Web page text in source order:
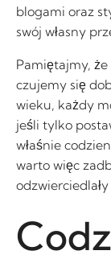
blogami oraz
swój własny
Pamiętajmy,
czujemy się
wieku, każdy
jeśli tylko
właśnie
warto więc